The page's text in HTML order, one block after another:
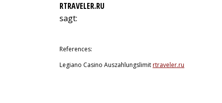
RTRAVELER.RU
sagt:
References:
Legiano Casino Auszahlungslimitrtraveler.ru